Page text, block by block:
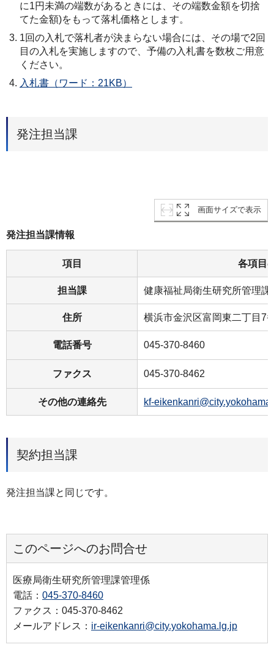
に1円未満の端数があるときには、その端数金額を切捨
てた金額)をもって落札価格とします。
1回の入札で落札者が決まらない場合には、その場で2回
目の入札を実施しますので、予備の入札書を数枚ご用意
ください。
入札書（ワード：21KB）
発注担当課
画面サイズで表示
発注担当課情報
項目 各項目
担当課 健康福祉局衛⽣研究所管理課
住所 横浜市⾦沢区富岡東⼆丁目7
電話番号 045-370-8460
ファクス 045-370-8462
その他の連絡先 kf-
契約担当課
発注担当課と同じです。
このページへのお問合せ
医療局衛生研究所管理課管理係
電話： 045-370-8460
ファクス：045-370-8462
メールアドレス： ir-eikenkanri@city.yokohama.lg.jp